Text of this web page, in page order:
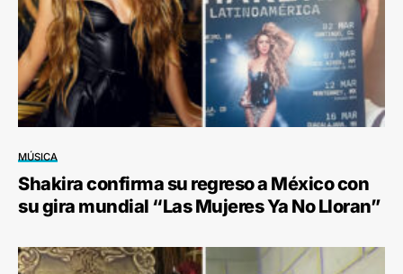
MÚSICA
Shakira confirma su regreso a México con
su gira mundial “Las Mujeres Ya No Lloran”